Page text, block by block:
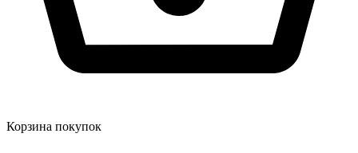
Корзина покупок